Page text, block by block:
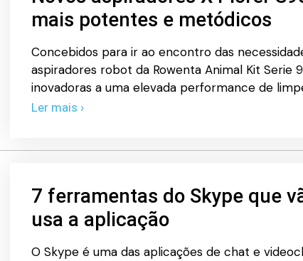
mais potentes e metódicos
Concebidos para ir ao encontro das
aspiradores robot da Rowenta Animal Kit Serie
inovadoras a uma elevada performance de
Ler mais ›
7 ferramentas do Skype que
usa a aplicação
O Skype é uma das aplicações de chat e